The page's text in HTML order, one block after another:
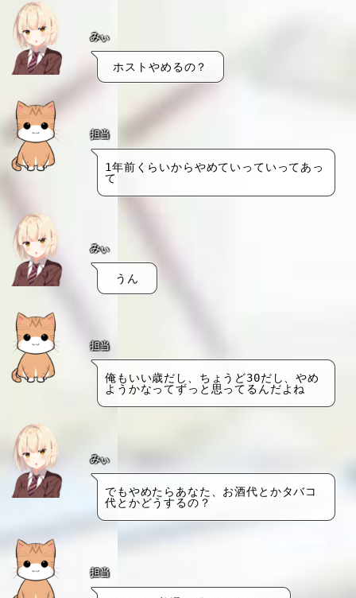
みぃ
ホストやめるの？
担当
1年前くらいからやめていっていってあっ
て
みぃ
うん
担当
俺もいい歳だし、ちょうど30だし、やめ
ようかなってずっと思ってるんだよね
みぃ
でもやめたらあなた、お酒代とかタバコ
代とかどうするの？
担当